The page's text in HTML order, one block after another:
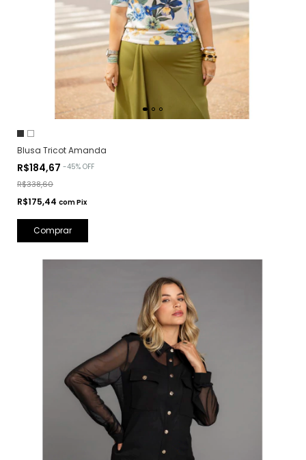
Blusa Tricot Amanda
R$184,67 -45% OFF
R$338,60
R$175,44 comPix
Comprar